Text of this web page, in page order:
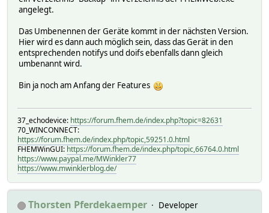
angelegt.
Das Umbenennen der Geräte kommt in der nächsten Version.
Hier wird es dann auch möglich sein, dass das Gerät in den
entsprechenden notifys und doifs ebenfalls dann gleich
umbenannt wird.
Bin ja noch am Anfang der Features
37_echodevice: https://forum.fhem.de/index.php?topic=82631
70_WINCONNECT:
https://forum.fhem.de/index.php/topic,59251.0.html
FHEMWinGUI: https://forum.fhem.de/index.php/topic,66764.0.html
https://www.paypal.me/MWinkler77
https://www.mwinklerblog.de/
Thorsten Pferdekaemper
Developer